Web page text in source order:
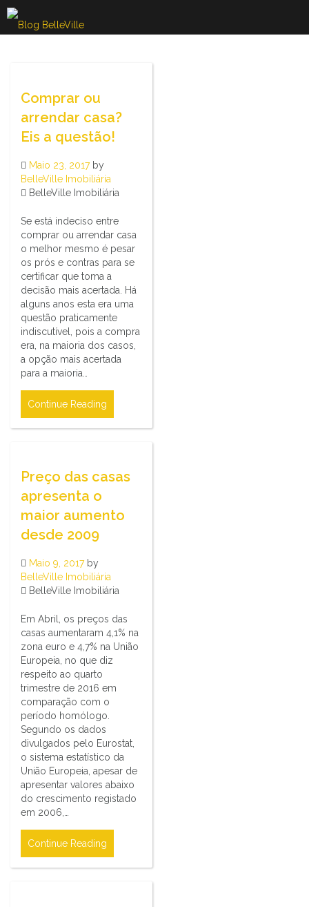
Skip
to
content
Comprar ou
arrendar casa?
Eis a questão!
Maio 23, 2017by
BelleVille Imobiliária
BelleVille Imobiliária
Se está indeciso entre
comprar ou arrendar casa
o melhor mesmo é pesar
os prós e contras para se
certificar que toma a
decisão mais acertada. Há
alguns anos esta era uma
questão praticamente
indiscutível, pois a compra
era, na maioria dos casos,
a opção mais acertada
para a maioria…
Continue Reading
Preço das casas
apresenta o
maior aumento
desde 2009
Maio 9, 2017by
BelleVille Imobiliária
BelleVille Imobiliária
Em Abril, os preços das
casas aumentaram 4,1% na
zona euro e 4,7% na União
Europeia, no que diz
respeito ao quarto
trimestre de 2016 em
comparação com o
período homólogo.
Segundo os dados
divulgados pelo Eurostat,
o sistema estatístico da
União Europeia, apesar de
apresentar valores abaixo
do crescimento registado
em 2006,…
Continue Reading